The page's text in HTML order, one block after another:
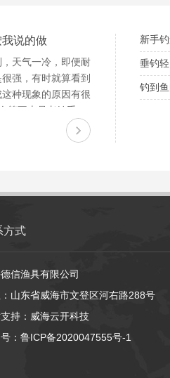
说的做
天气一冷，即便耐
强，有时就算看到
种现象的原因有很
算不上是老钓手，
新手
垂钓
钓到
方式
信渔具有限公司
山东省威海市文登区河右路288号
持： 威海云开科技
： 鲁ICP备2020047555号-1